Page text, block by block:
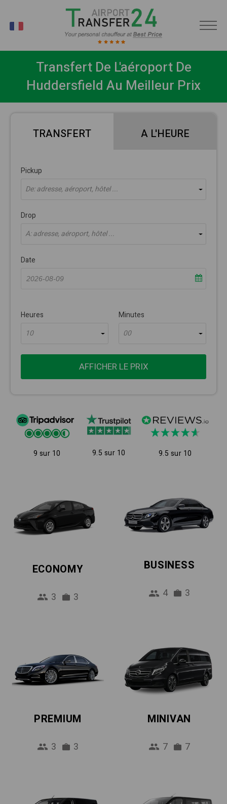
Transfert De L'aéroport De
Huddersfield Au Meilleur Prix
TRANSFERT A L'HEURE
Pickup
De: adresse, aéroport, hôtel ...
Drop
À: adresse, aéroport, hôtel ...
Date
Heures
10
Minutes
00
AFFICHER LE PRIX
9 sur 10 9.5 sur 10 9.5 sur 10
ECONOMY
3 3
BUSINESS
4 3
PREMIUM
3 3
MINIVAN
7 7